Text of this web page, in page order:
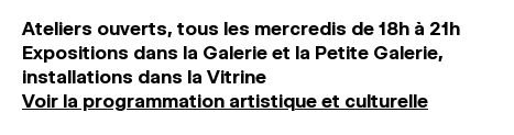
Ateliers ouverts, tous les mercredis de 18h à 21h
Expositions dans la Galerie et la Petite Galerie,
installations dans la Vitrine
Voir la programmation artistique et culturelle